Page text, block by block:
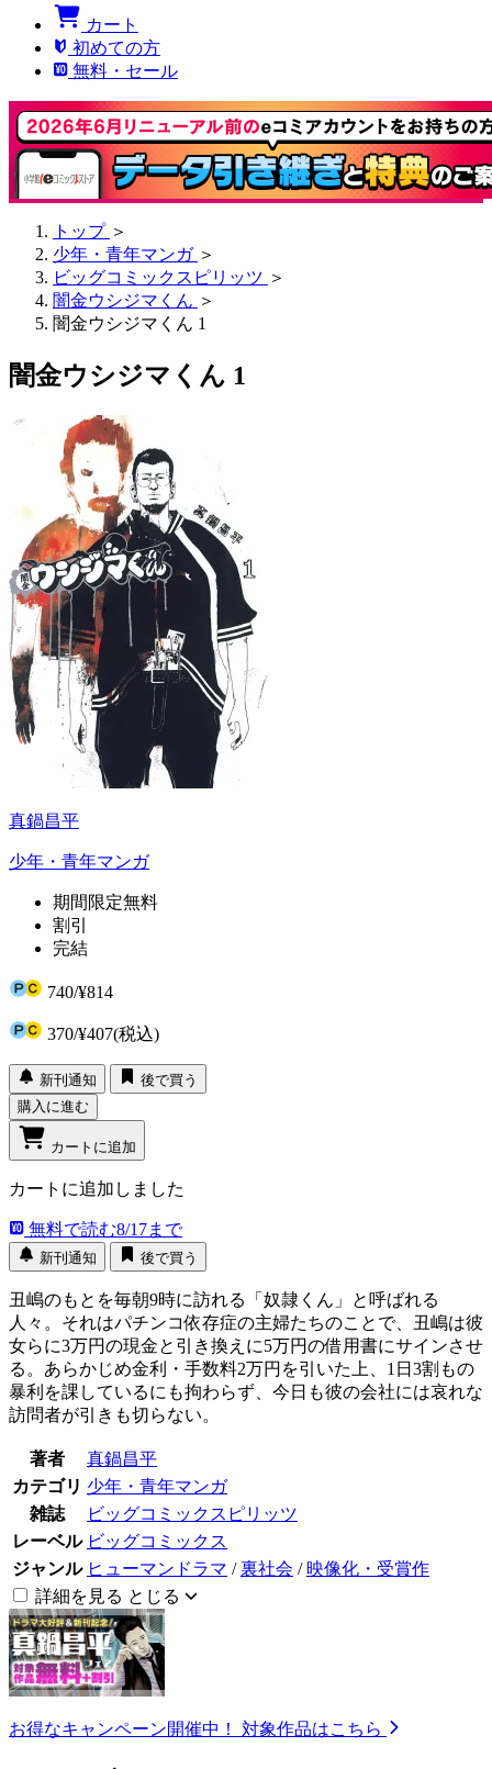
カート
初めての方
無料・セール
トップ ＞
少年・青年マンガ ＞
ビッグコミックスピリッツ ＞
闇金ウシジマくん ＞
闇金ウシジマくん 1
闇金ウシジマくん 1
真鍋昌平
少年・青年マンガ
期間限定無料
割引
完結
740/¥814
370/¥407(税込)
新刊通知
後で買う
購入に進む
カートに追加
カートに追加しました
無料で読む8/17まで
新刊通知 後で買う
丑嶋のもとを毎朝9時に訪れる「奴隷くん」と呼ばれる
人々。それはパチンコ依存症の主婦たちのことで、丑嶋は彼
女らに3万円の現金と引き換えに5万円の借用書にサインさせ
る。あらかじめ金利・手数料2万円を引いた上、1日3割もの
暴利を課しているにも拘わらず、今日も彼の会社には哀れな
訪問者が引きも切らない。
著者
真鍋昌平
カテゴリ 少年・青年マンガ
雑誌
ビッグコミックスピリッツ
レーベル ビッグコミックス
ジャンル ヒューマンドラマ /裏社会 / 映像化・受賞作
詳細を見る とじる
お得なキャンペーン開催中！ 対象作品はこちら